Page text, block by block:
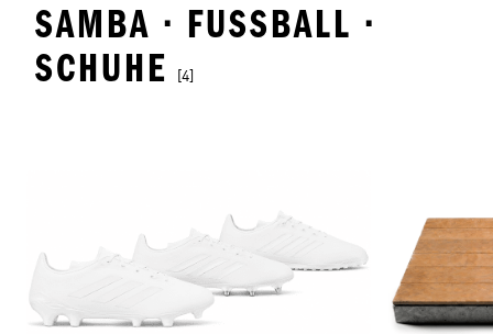
SAMBA · FUSSBALL · S
CHUHE
[4]